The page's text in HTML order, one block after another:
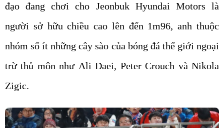
đạo đang chơi cho Jeonbuk Hyundai Motors là
người sở hữu chiều cao lên đến 1m96, anh thuộc
nhóm số ít những cây sào của bóng đá thế giới ngoại
trừ thủ môn như Ali Daei, Peter Crouch và Nikola
Zigic.